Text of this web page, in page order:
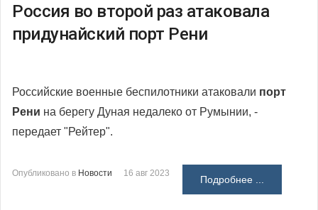
Россия во второй раз атаковала
придунайский порт Рени
Российские военные беспилотники атаковали порт
Рени на берегу Дуная недалеко от Румынии, -
передает "Рейтер".
Опубликовано в Новости 16 авг 2023
Подробнее ...